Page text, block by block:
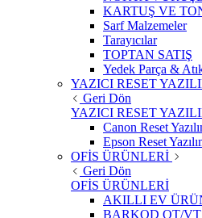
KARTUŞ VE
Sarf Malzemeler
Tarayıcılar
TOPTAN SATIŞ
Yedek Parça &
YAZICI RESET
Geri Dön
YAZICI RESET
Canon Reset
Epson Reset
OFİS ÜRÜNLERİ
Geri Dön
OFİS ÜRÜNLERİ
AKILLI EV
BARKOD OT/